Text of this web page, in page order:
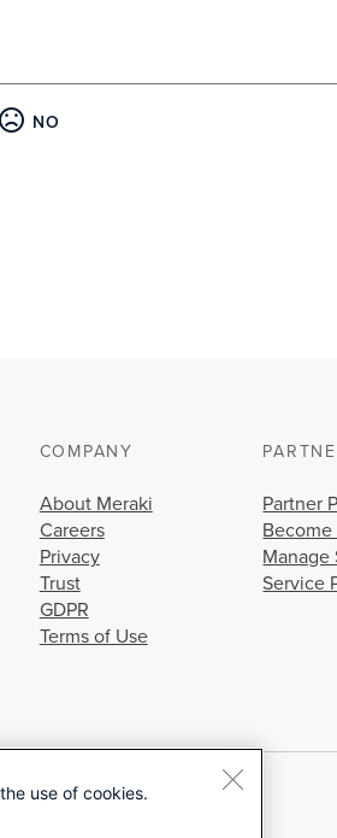
NO
COMPANY
About Meraki
Careers
Privacy
Trust
GDPR
Terms of Use
Partner
Become
Manage
Service
use of cookies.